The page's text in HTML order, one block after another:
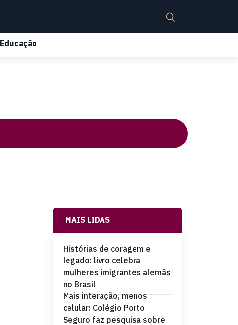
Educação
MAIS LIDAS
Histórias de coragem e
legado: livro celebra
mulheres imigrantes alemãs
no Brasil
Mais interação, menos
celular: Colégio Porto
Seguro faz pesquisa sobre